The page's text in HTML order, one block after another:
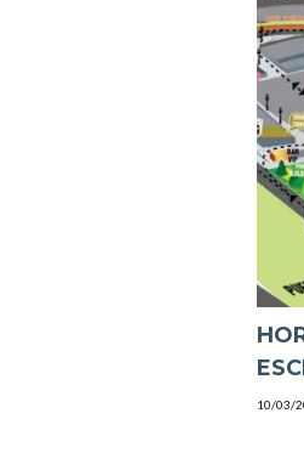
10/03/